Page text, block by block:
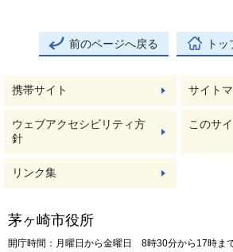
前のページへ戻る ト
携帯サイト サイト
ウェブアクセシビリティ方
針
このサ
リンク集
茅ヶ崎市役所
開庁時間：月曜日から金曜日 8時30分から17時ま